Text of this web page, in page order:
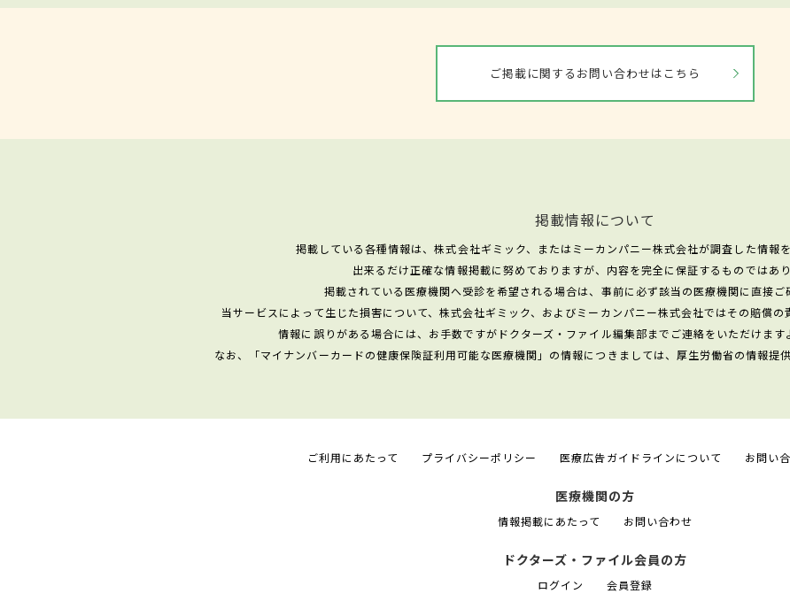
ご掲載に関するお問い合わせはこちら
掲載情報について
掲載している各種情報は、株式会社ギミック、またはミーカンパニー株式会社が調査した情報を
出来るだけ正確な情報掲載に努めておりますが、内容を完全に保証するものではあり
掲載されている医療機関へ受診を希望される場合は、事前に必ず該当の医療機関に直接ご
当サービスによって生じた損害について、株式会社ギミック、およびミーカンパニー株式会社ではその賠償の
情報に誤りがある場合には、お手数ですがドクターズ・ファイル編集部までご連絡をいただけます
なお、「マイナンバーカードの健康保険証利用可能な医療機関」の情報につきましては、厚生労働省の情報提
ご利用にあたって プライバシーポリシー 医療広告ガイドラインについて お問い
医療機関の方
情報掲載にあたって お問い合わせ
ドクターズ・ファイル会員の方
ログイン 会員登録